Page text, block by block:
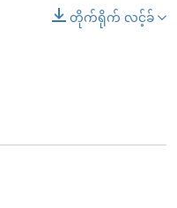
တိုက်ရိုက် လင့်ခ်